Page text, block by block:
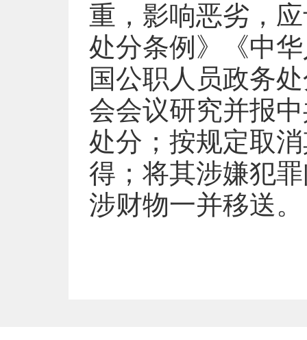
重，影响恶劣，
处分条例》《中
国公职人员政务
会会议研究并报
处分；按规定取
得；将其涉嫌犯
涉财物一并移送。